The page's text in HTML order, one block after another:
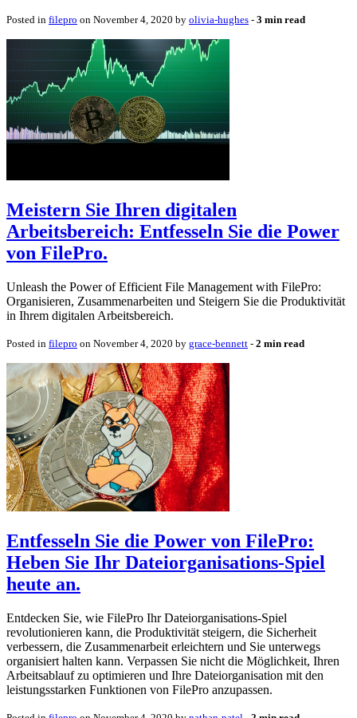
Posted in filepro on November 4, 2020 by olivia-hughes ‐ 3 min read
Meistern Sie Ihren digitalen
Arbeitsbereich: Entfesseln Sie die Power
von FilePro.
Unleash the Power of Efficient File Management with FilePro:
Organisieren, Zusammenarbeiten und Steigern Sie die Produktivität
in Ihrem digitalen Arbeitsbereich.
Posted in filepro on November 4, 2020 by grace-bennett ‐ 2 min read
Entfesseln Sie die Power von FilePro:
Heben Sie Ihr Dateiorganisations-Spiel
heute an.
Entdecken Sie, wie FilePro Ihr Dateiorganisations-Spiel
revolutionieren kann, die Produktivität steigern, die Sicherheit
verbessern, die Zusammenarbeit erleichtern und Sie unterwegs
organisiert halten kann. Verpassen Sie nicht die Möglichkeit, Ihren
Arbeitsablauf zu optimieren und Ihre Dateiorganisation mit den
leistungsstarken Funktionen von FilePro anzupassen.